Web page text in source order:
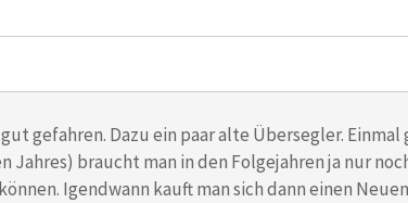
gefahren. Dazu ein paar alte Übersegler.
Jahres) braucht man in den Folgejahren ja nur
Igendwann kauft man sich dann einen